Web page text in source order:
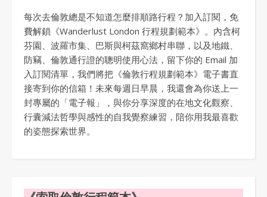
每次去倫敦總是不知道怎麼排順路行程？加入訂閱，免
費解鎖《Wanderlust London 行程規劃範本》。內含柯
芬園、波羅市集、巴斯與柯茲窩鄉村串聯，以及地鐵、
防竊、倫敦通行證的聰明使用心法，留下你的 Email 加
入訂閱清單，我們將把《倫敦行程規劃範本》電子書直
接寄到你的信箱！未來每週日早晨，我還會為你送上一
封專屬的「電子報」，與你分享深度的在地文化觀察、
行囊減法哲學與感性的自我覺察練習，陪你用我最喜歡
的姿態探索世界。